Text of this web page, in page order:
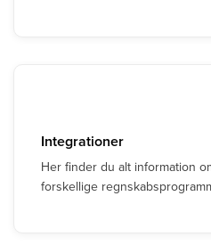
Integrationer
Her finder du alt information
forskellige